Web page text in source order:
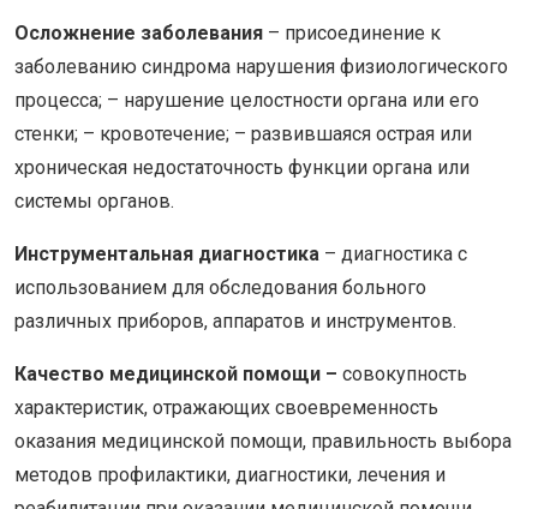
Осложнение заболевания – присоединение к
заболеванию синдрома нарушения физиологического
процесса; – нарушение целостности органа или его
стенки; – кровотечение; – развившаяся острая или
хроническая недостаточность функции органа или
системы органов.
Инструментальная диагностика – диагностика с
использованием для обследования больного
различных приборов, аппаратов и инструментов.
Качество медицинской помощи – совокупность
характеристик, отражающих своевременность
оказания медицинской помощи, правильность выбора
методов профилактики, диагностики, лечения и